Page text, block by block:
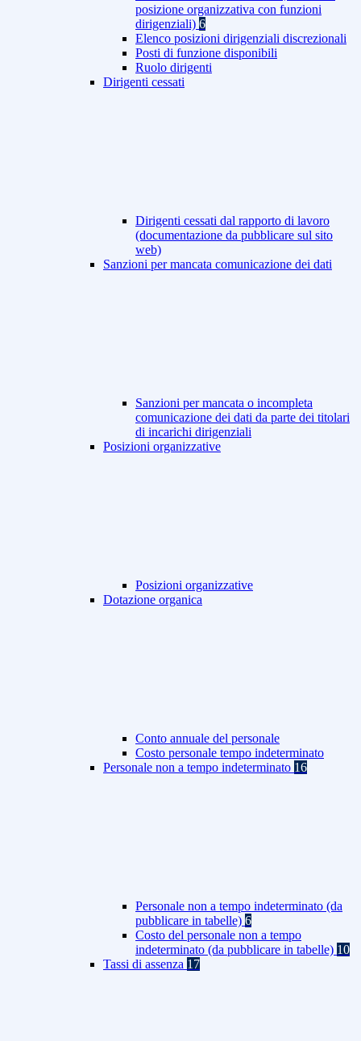
posizione organizzativa con funzioni
dirigenziali) 6
Elenco posizioni dirigenziali discrezionali
Posti di funzione disponibili
Ruolo dirigenti
Dirigenti cessati
Dirigenti cessati dal rapporto di lavoro
(documentazione da pubblicare sul sito
web)
Sanzioni per mancata comunicazione dei dati
Sanzioni per mancata o incompleta
comunicazione dei dati da parte dei titolari
di incarichi dirigenziali
Posizioni organizzative
Posizioni organizzative
Dotazione organica
Conto annuale del personale
Costo personale tempo indeterminato
Personale non a tempo indeterminato 16
Personale non a tempo indeterminato (da
pubblicare in tabelle) 6
Costo del personale non a tempo
indeterminato (da pubblicare in tabelle) 10
Tassi di assenza 17